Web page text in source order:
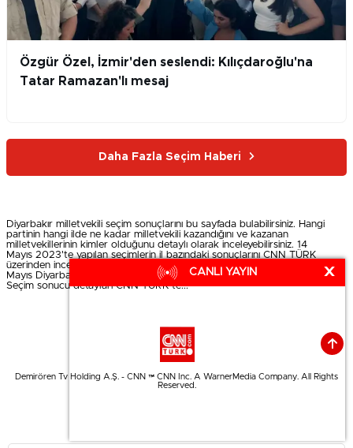
Özgür Özel, İzmir'den seslendi: Kılıçdaroğlu'na
Tatar Ramazan'lı mesaj
Daha Fazla Seçim Haberi
Diyarbakır milletvekili seçim sonuçlarını bu sayfada bulabilirsiniz. Hangi
partinin hangi ilde ne kadar milletvekili kazandığını ve kazanan
milletvekillerinin kimler olduğunu detaylı olarak inceleyebilirsiniz. 14
Mayıs 2023'te yapılan seçimlerin il bazındaki sonuçlarını CNN TÜRK
üzerinden inceleyin. Diyarbakır Milletvekili Seçim Sonuçları 2023 - 14
Mayıs Diyarbakır Milletvekili Seçimi Oy Oranları... İl il, bölge bölge
Seçim sonucu detayları CNN TÜRK'te...
Demirören Tv Holding A.Ş. - CNN ™ CNN Inc. A WarnerMedia Company. All Rights
Reserved.
CANLI YAYIN X